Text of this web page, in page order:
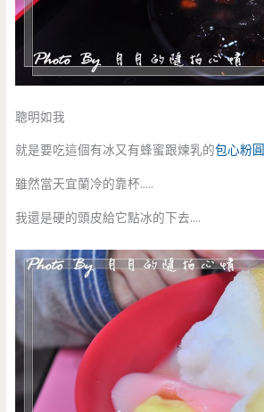
聰明如我
就是要吃這個有冰又有蜂蜜跟煉乳的包心粉圓
雖然當天宜蘭冷的靠杯…..
我還是硬的頭皮給它點冰的下去….